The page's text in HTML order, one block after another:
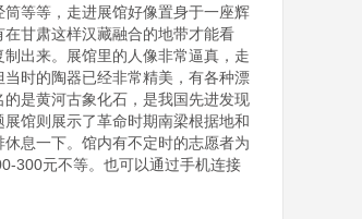
等等，走进展馆好像置身于一座辉
甘肃这样汉藏融合的地带才能看
出来。展馆里的人像非常逼真，走
时的陶器已经非常精美，有各种漂
是黄河古象化石，是我国先进发现
馆则展示了革命时期南梁根据地和
息一下。馆内有不定时的志愿者为
300元不等。也可以通过手机连接